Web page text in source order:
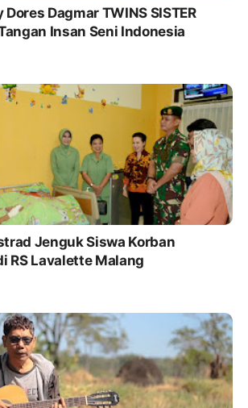
Dagmar TWINS SISTER
Insan Seni Indonesia
Jenguk Siswa Korban
RS Lavalette Malang